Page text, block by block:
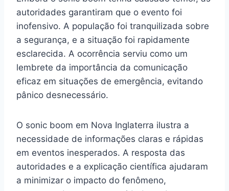
autoridades garantiram que o evento foi
inofensivo. A população foi tranquilizada sobre
a segurança, e a situação foi rapidamente
esclarecida. A ocorrência serviu como um
lembrete da importância da comunicação
eficaz em situações de emergência, evitando
pânico desnecessário.
O sonic boom em Nova Inglaterra ilustra a
necessidade de informações claras e rápidas
em eventos inesperados. A resposta das
autoridades e a explicação científica ajudaram
a minimizar o impacto do fenômeno,